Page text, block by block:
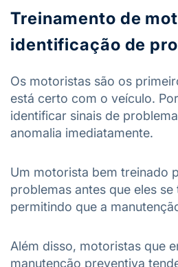
Treinamento de
identificação de
Os motoristas são os
está certo com o veículo.
identificar sinais de
anomalia imediatamente.
Um motorista bem treinado
problemas antes que eles
permitindo que a
Além disso, motoristas que
manutenção preventiva